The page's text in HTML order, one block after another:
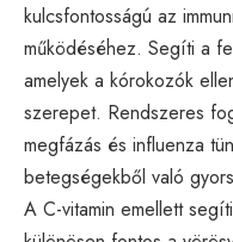
kulcsfontosságú az
működéséhez. Segíti a
amelyek a kórokozók
szerepet. Rendszeres
megfázás és influenza
betegségekből való
A C-vitamin emellett